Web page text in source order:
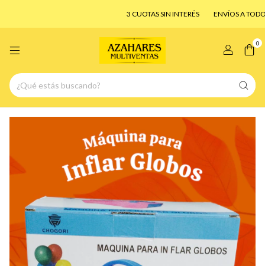
3 CUOTAS SIN INTERÉS ENVÍOS A TODO
0